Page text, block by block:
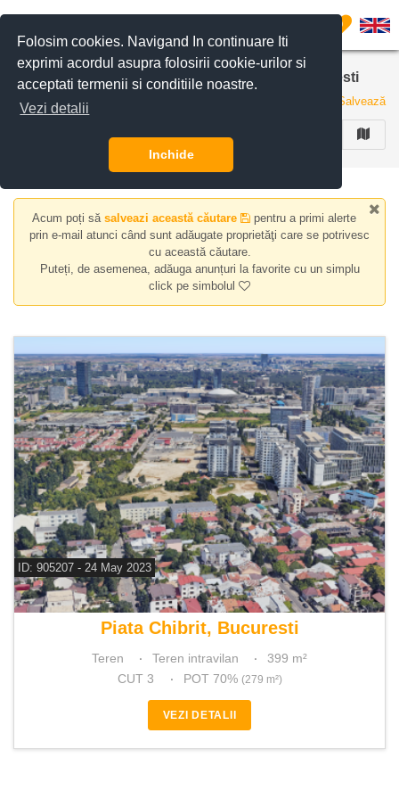
Folosim cookies. Navigand In continuare Iti
exprimi acordul asupra folosirii cookie-urilor si
acceptati termenii si conditiile noastre.
Vezi detalii
Inchide
0
Terenuri de vanzare in zona Piata Chibrit, Bucuresti
1 anunt Salvează
FILTREAZA
Acum poți să salveazi această căutare
pentru a primi alerte
prin e-mail atunci când sunt adăugate proprietăţi care se potrivesc
cu această căutare.
Puteți, de asemenea, adăuga anunțuri la favorite cu un simplu
click pe simbolul
ID: 905207 - 24 May 2023
De vanzare teren 399 m²
Piata Chibrit, Bucuresti
Teren Teren intravilan
399 m²
CUT 3
POT 70% (279 m²)
VEZI DETALII